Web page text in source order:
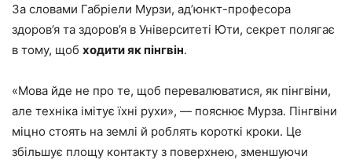
За словами Габріели Мурзи, ад’юнкт-професора
здоров’я та здоров’я в Університеті Юти, секрет полягає
в тому, щоб ходити як пінгвін.
«Мова йде не про те, щоб перевалюватися, як пінгвіни,
але техніка імітує їхні рухи», — пояснює Мурза. Пінгвіни
міцно стоять на землі й роблять короткі кроки. Це
збільшує площу контакту з поверхнею, зменшуючи